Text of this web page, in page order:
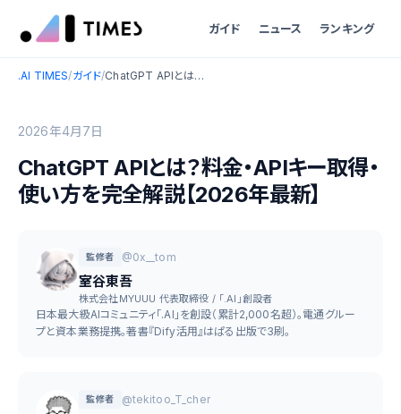
ガイド ニュース ランキング
.AI TIMES/ガイド/ ChatGPT APIとは？料金・APIキー取得・使い方を完全解説【2026年最新】
2026年4月7日
ChatGPT APIとは？料金・APIキー取得・
使い方を完全解説【2026年最新】
監修者 @0x__tom
室谷東吾
株式会社MYUUU 代表取締役 / 「.AI」創設者
日本最大級AIコミュニティ「.AI」を創設（累計2,000名超）。電通グルー
プと資本業務提携。著書『Dify活用』はぱる出版で3刷。
監修者 @tekitoo_T_cher